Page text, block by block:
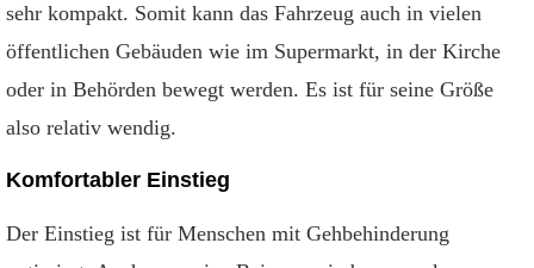
sehr kompakt. Somit kann das Fahrzeug auch in vielen
öffentlichen Gebäuden wie im Supermarkt, in der Kirche
oder in Behörden bewegt werden. Es ist für seine Größe
also relativ wendig.
Komfortabler Einstieg
Der Einstieg ist für Menschen mit Gehbehinderung